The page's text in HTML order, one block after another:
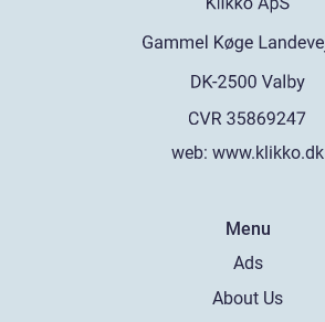
web: www.klikko.dk
Menu
Ads
About Us